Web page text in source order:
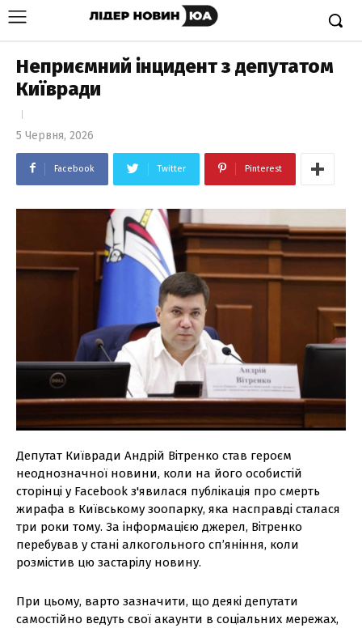
Неприємний інцидент з депутатом
Київради
5 Червня, 2026
Facebook Twitter Pinterest
Депутат Київради Андрій Вітренко став героєм
неоднозначної новини, коли на його особистій
сторінці у Facebook з'явилася публікація про смерть
жирафа в Київському зоопарку, яка насправді сталася
три роки тому. За інформацією джерел, Вітренко
перебував у стані алкогольного сп’яніння, коли
розмістив цю застарілу новину.
При цьому, варто зазначити, що деякі депутати
самостійно ведуть свої акаунти в соціальних мережах,